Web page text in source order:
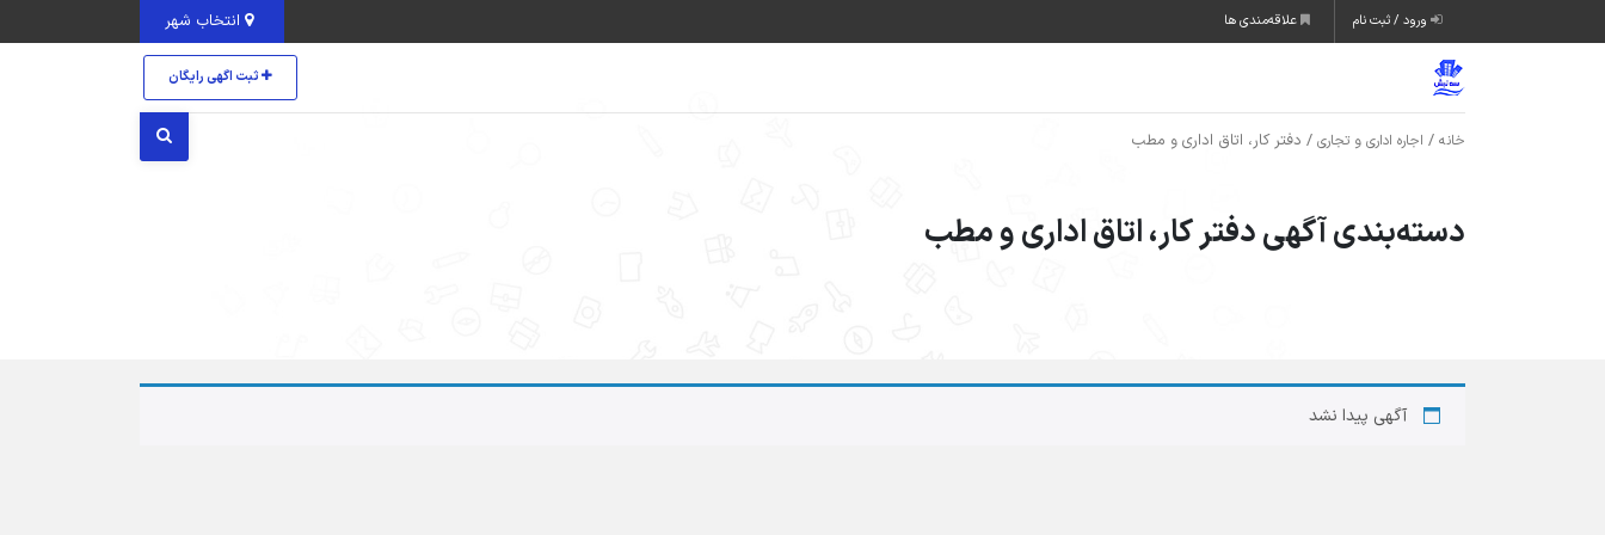
ورود / ثبت نام علاقه‌مندی ها
ثبت اگهی رایگان
خانه / اجاره اداری و تجاری / دفتر کار، اتاق اداری و مطب
دسته‌بندی آگهی دفتر کار، اتاق اداری و مطب
آگهی پیدا نشد